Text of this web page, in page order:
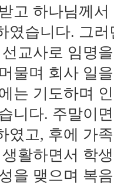
고 하나님께
였습니다. 그
교사로 임명
물며 회사 일
는 기도하며
니다. 주말이
였고, 후에 가
활하면서 학
을 맺으며 복